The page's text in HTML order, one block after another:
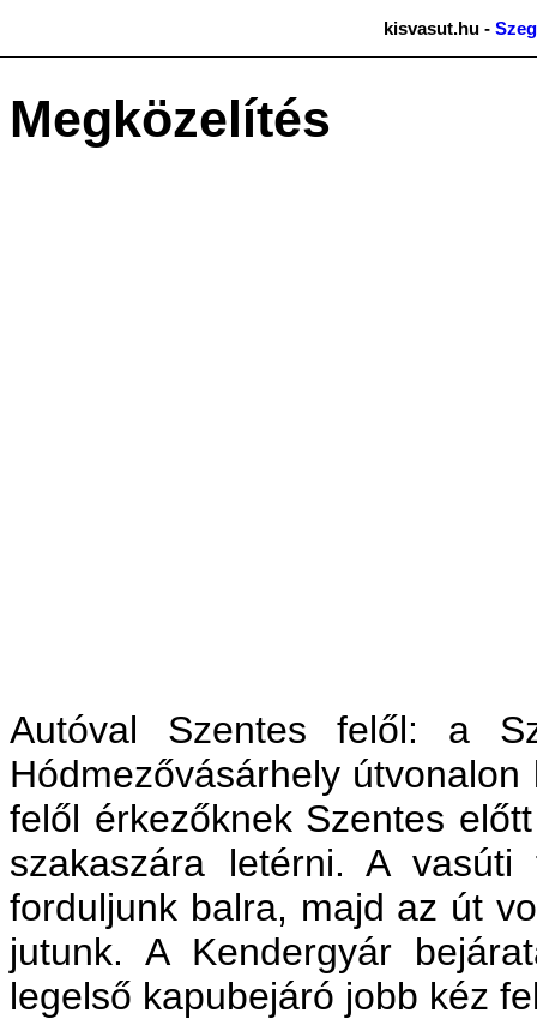
kisvasut.hu -
Megközelítés
Autóval Szentes felől: a
Hódmezővásárhely
felől érkezőknek Szentes
szakaszára letérni. A
forduljunk balra, majd az út
jutunk. A Kendergyár
legelső kapubejáró jobb kéz